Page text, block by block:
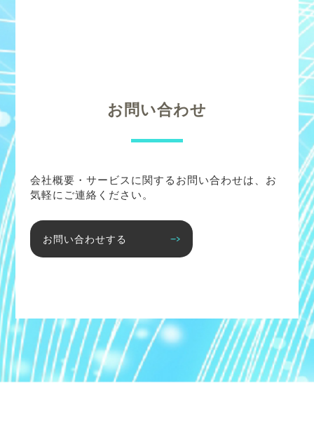
お問い合わせ
会社概要・サービスに関するお問い合わせは、お
気軽にご連絡ください。
お問い合わせする